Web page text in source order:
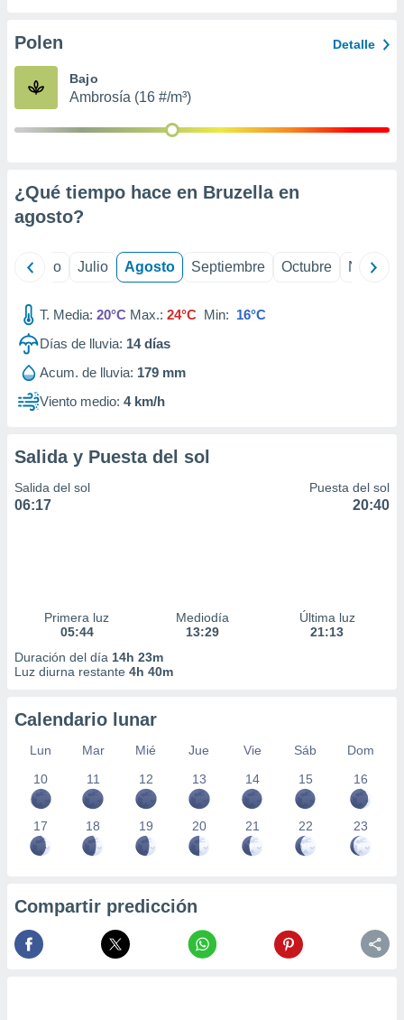
e
mediante
publicidad
publicidad
de
Polen Detalle
Bajo
Ambrosía (16 #/m³)
¿Qué tiempo hace en Bruzella en
agosto?
Junio Julio Agosto Septiembre Octubre
T. Media: 20°C Max.: 24°C Min: 16°C
Días de lluvia: 14días
Acum. de lluvia: 179 mm
Viento medio: 4 km/h
Salida y Puesta del sol
Salida del sol
06:17
Puesta del sol
20:40
Primera luz
05:44
Mediodía
13:29
Última luz
21:13
Duración del día 14h 23m
Luz diurna restante 4h 40m
Calendario lunar
Lun Mar Mié Jue Vie Sáb
Dom
10
11 12 13 14 15 16
17 18 19 20 21 22 23
Compartir predicción